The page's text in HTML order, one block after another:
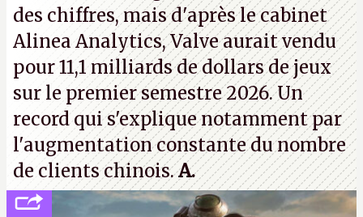
des chiffres, mais d'après le cabinet
Alinea Analytics, Valve aurait vendu
pour 11,1 milliards de dollars de jeux
sur le premier semestre 2026. Un
record qui s'explique notamment par
l'augmentation constante du nombre
de clients chinois.A.